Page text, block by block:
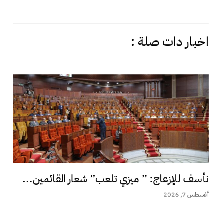
اخبار دات صلة :
نأسف للإزعاج: ” ميزي تلعب” شعار القائمين...
أغسطس 7, 2026